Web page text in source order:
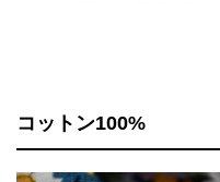
コットン100%